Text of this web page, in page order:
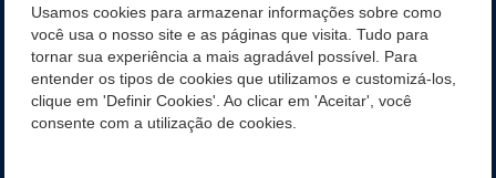
SERVIÇOS
SERVIÇOS DO DEPARTAMENTO DE RECEITA MUNICIPAL
Usamos cookies para armazenar informações sobre como
você usa o nosso site e as páginas que visita. Tudo para
tornar sua experiência a mais agradável possível. Para
entender os tipos de cookies que utilizamos e customizá-los,
clique em 'Definir Cookies'. Ao clicar em 'Aceitar', você
consente com a utilização de cookies.